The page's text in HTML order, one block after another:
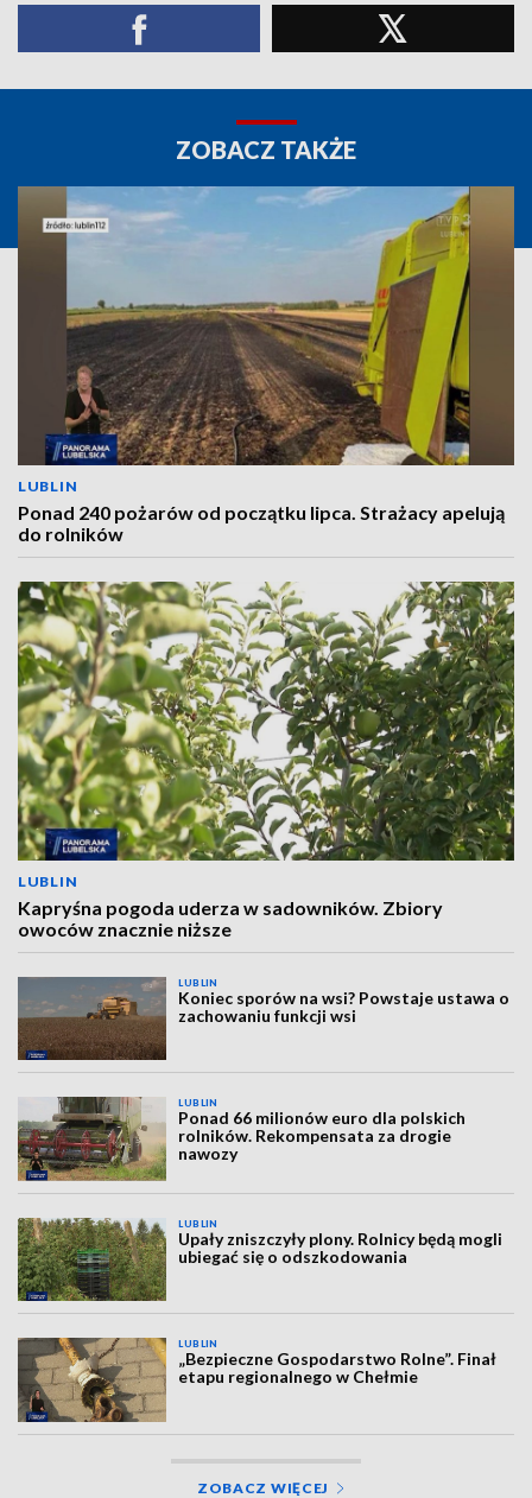
ZOBACZ TAKŻE
LUBLIN
Ponad 240 pożarów od początku lipca. Strażacy apelują
do rolników
LUBLIN
Kapryśna pogoda uderza w sadowników. Zbiory
owoców znacznie niższe
LUBLIN
Koniec sporów na wsi? Powstaje ustawa o
zachowaniu funkcji wsi
LUBLIN
Ponad 66 milionów euro dla polskich
rolników. Rekompensata za drogie
nawozy
LUBLIN
Upały zniszczyły plony. Rolnicy będą mogli
ubiegać się o odszkodowania
LUBLIN
„Bezpieczne Gospodarstwo Rolne”. Finał
etapu regionalnego w Chełmie
ZOBACZ WIĘCEJ